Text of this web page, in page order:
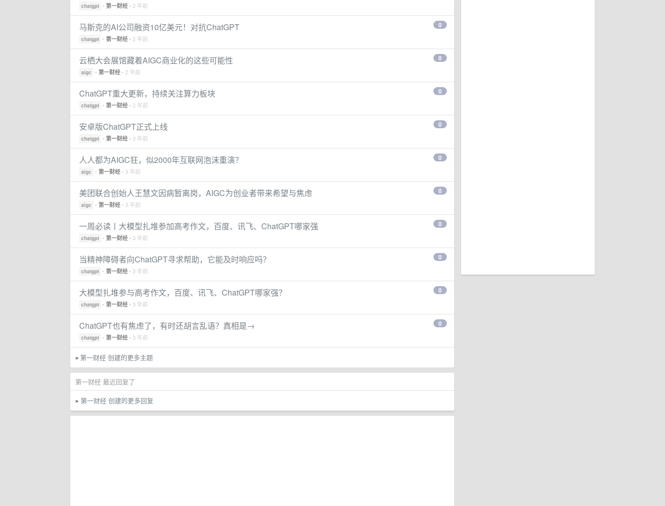
chatgpt • 第一财经 • 2 年前
0
马斯克的AI公司融资10亿美元！对抗ChatGPT
chatgpt • 第一财经 • 2 年前
0
云栖大会展馆藏着AIGC商业化的这些可能性
aigc • 第一财经 • 2 年前
0
ChatGPT重大更新，持续关注算力板块
chatgpt • 第一财经 • 2 年前
0
安卓版ChatGPT正式上线
chatgpt • 第一财经 • 3 年前
0
人人都为AIGC狂，似2000年互联网泡沫重演？
aigc • 第一财经 • 3 年前
0
美团联合创始人王慧文因病暂离岗，AIGC为创业者带来希望与焦虑
aigc • 第一财经 • 3 年前
0
一周必读丨大模型扎堆参加高考作文，百度、讯飞、ChatGPT哪家强
chatgpt • 第一财经 • 3 年前
0
当精神障碍者向ChatGPT寻求帮助，它能及时响应吗？
chatgpt • 第一财经 • 3 年前
0
大模型扎堆参与高考作文，百度、讯飞、ChatGPT哪家强？
chatgpt • 第一财经 • 3 年前
0
ChatGPT也有焦虑了，有时还胡言乱语？真相是→
chatgpt • 第一财经 • 3 年前
» 第一财经 创建的更多主题
第一财经 最近回复了
» 第一财经 创建的更多回复